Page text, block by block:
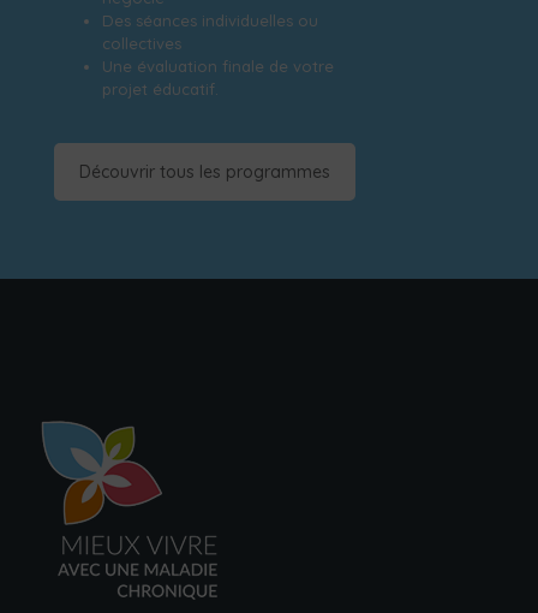
Des séances individuelles ou
collectives
Une évaluation finale de votre
projet éducatif.
Découvrir tous les programmes